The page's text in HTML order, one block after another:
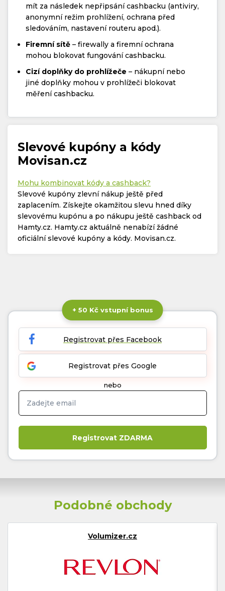
mít za následek nepřipsání cashbacku (antiviry,
anonymní režim prohlížení, ochrana před
sledováním, nastavení routeru apod.).
Firemní sítě – firewally a firemní ochrana
mohou blokovat fungování cashbacku.
Cizí doplňky do prohlížeče – nákupní nebo
jiné doplňky mohou v prohlížeči blokovat
měření cashbacku.
Slevové kupóny a kódy
Movisan.cz
Mohu kombinovat kódy a cashback?
Slevové kupóny zlevní nákup ještě před
zaplacením. Získejte okamžitou slevu hned díky
slevovému kupónu a po nákupu ještě cashback od
Hamty.cz. Hamty.cz aktuálně nenabízí žádné
oficiální slevové kupóny a kódy. Movisan.cz.
+ 50 Kč vstupní bonus
Registrovat přes Facebook
Registrovat přes Google
nebo
Podobné obchody
Volumizer.cz